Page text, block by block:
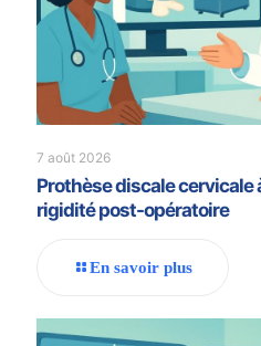
7 août 2026
Prothèse discale cervicale
rigidité post-opératoire
En savoir plus